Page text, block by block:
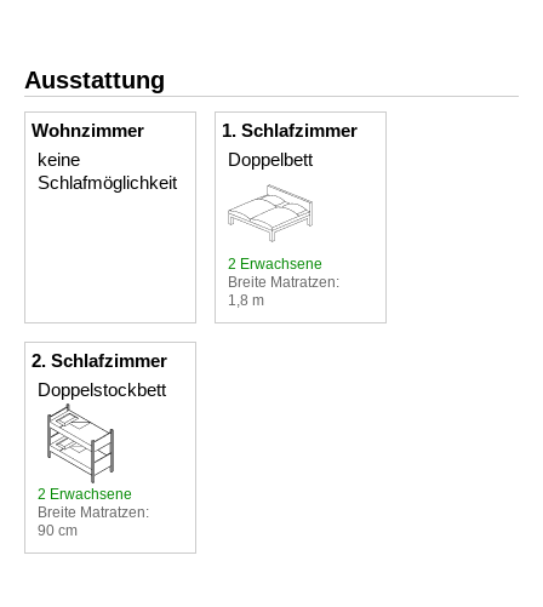
Ausstattung
Wohnzimmer
keine
Schlafmöglichkeit
1. Schlafzimmer
Doppelbett
2 Erwachsene
Breite Matratzen:
1,8 m
2. Schlafzimmer
Doppelstockbett
2 Erwachsene
Breite Matratzen:
90 cm